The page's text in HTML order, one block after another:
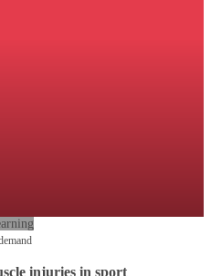
injuries in sport